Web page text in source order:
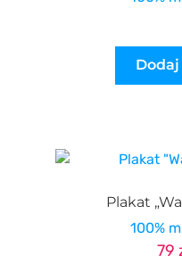
Dodaj
Plakat
100%
79